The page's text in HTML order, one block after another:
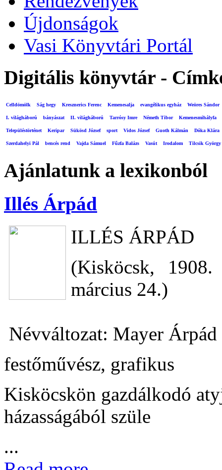
Újdonságok
Vasi Könyvtári Portál
Digitális könyvtár -
Celldömölk Ság hegy Kresznerics Ferenc Kemenesalja evangélikus egyház Weöres Sándor
I. világháború bányászat II. világháború Tarrósy Imre Németh Tibor Kemenesmihályfa
Településtörténet Keripar Sükösd József sport Vidos József Guoth Kálmán Dóka Klára
Szerdahelyi Pál bencés rend Vajda Sámuel Fűzfa Balázs Vasút Irodalom Tilcsik György
Ajánlatunk a lexikonból
Illés Árpád
ILLÉS ÁRPÁD
(Kisköcsk,
március 24.)
Névváltozat: Mayer
festőművész, grafikus
Kisköcskön gazdálkodó
házasságából szüle
...